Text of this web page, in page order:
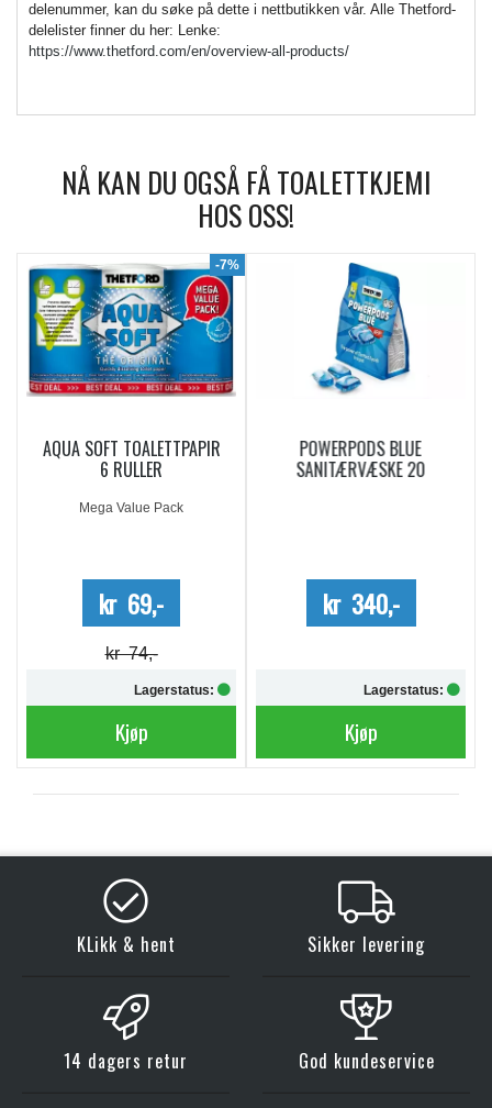
delenummer, kan du søke på dette i nettbutikken vår. Alle Thetford-
delelister finner du her: Lenke:
https://www.thetford.com/en/overview-all-products/
NÅ KAN DU OGSÅ FÅ TOALETTKJEMI
HOS OSS!
-7%
AQUA SOFT TOALETTPAPIR
6 RULLER
Mega Value Pack
kr 69,-
kr 74,-
Lagerstatus:
Kjøp
POWERPODS BLUE
SANITÆRVÆSKE 20
kr 340,-
Lagerstatus:
Kjøp
KLikk & hent Sikker levering
14 dagers retur God kundeservice